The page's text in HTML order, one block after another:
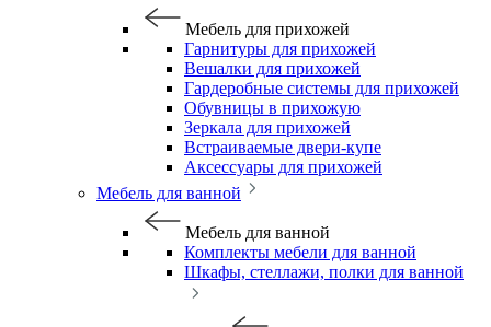
Мебель для прихожей
Гарнитуры для прихожей
Вешалки для прихожей
Гардеробные системы для прихожей
Обувницы в прихожую
Зеркала для прихожей
Встраиваемые двери-купе
Аксессуары для прихожей
Мебель для ванной
Мебель для ванной
Комплекты мебели для ванной
Шкафы, стеллажи, полки для ванной